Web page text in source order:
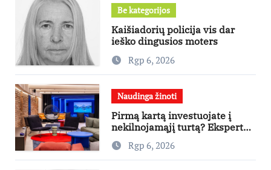
Be kategorijos
Kaišiadorių policija vis dar
ieško dingusios moters
Rgp 6, 2026
Naudinga žinoti
Pirmą kartą investuojate į
nekilnojamąjį turtą? Ekspertas
pataria, kaip pasirinkti būstą,
kuris generuos grąžą
Rgp 6, 2026